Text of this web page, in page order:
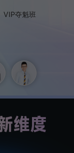
VIP夺魁班